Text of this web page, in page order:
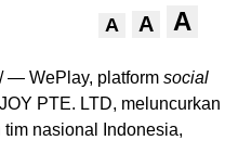
A A A
— WePlay, platform social
PTE. LTD, meluncurkan
nasional Indonesia,